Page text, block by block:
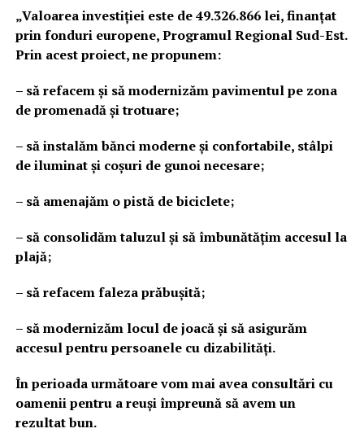
„Valoarea investiției este de 49.326.866 lei, finanțat
prin fonduri europene, Programul Regional Sud-Est.
Prin acest proiect, ne propunem:
– să refacem și să modernizăm pavimentul pe zona
de promenadă și trotuare;
– să instalăm bănci moderne și confortabile, stâlpi
de iluminat și coșuri de gunoi necesare;
– să amenajăm o pistă de biciclete;
– să consolidăm taluzul și să îmbunătățim accesul la
plajă;
– să refacem faleza prăbușită;
– să modernizăm locul de joacă și să asigurăm
accesul pentru persoanele cu dizabilități.
În perioada următoare vom mai avea consultări cu
oamenii pentru a reuși împreună să avem un
rezultat bun.